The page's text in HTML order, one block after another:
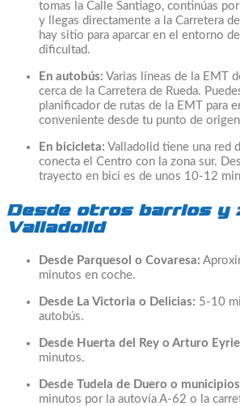
tomas la Calle Santiago, continúas
y llegas directamente a la Carretera
hay sitio para aparcar en el entorno
dificultad.
En autobús: Varias líneas de la EMT
cerca de la Carretera de Rueda.
planificador de rutas de la EMT para
conveniente desde tu punto de
En bicicleta: Valladolid tiene una red
conecta el Centro con la zona sur.
trayecto en bici es de unos 10-12
Desde otros barrios y
Valladolid
Desde Parquesol o Covaresa:
minutos en coche.
Desde La Victoria o Delicias: 5-10
autobús.
Desde Huerta del Rey o Arturo
minutos.
Desde Tudela de Duero o
minutos por la autovía A-62 o la